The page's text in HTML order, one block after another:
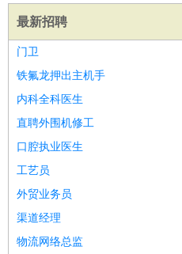
最新招聘
门卫
铁氟龙押出主机手
内科全科医生
直聘外围机修工
口腔执业医生
工艺员
外贸业务员
渠道经理
物流网络总监